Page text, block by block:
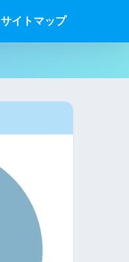
サイトマップ